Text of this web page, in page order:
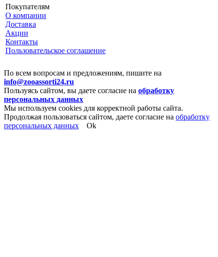
Покупателям
О компании
Доставка
Акции
Контакты
Пользовательское соглашение
По всем вопросам и предложениям, пишите на
info@zooassorti24.ru
Пользуясь сайтом, вы даете согласие на обработку
персональных данных
Мы используем cookies для корректной работы сайта.
Продолжая пользоваться сайтом, даете согласие на обработку
персональных данных
Ok